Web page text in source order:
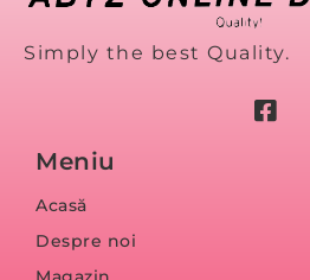
Simply the best Quality.
Meniu
Acasă
Despre noi